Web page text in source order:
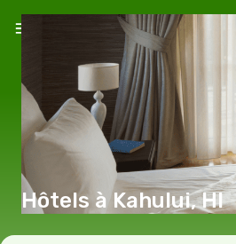
Hôtels à Kahului, HI